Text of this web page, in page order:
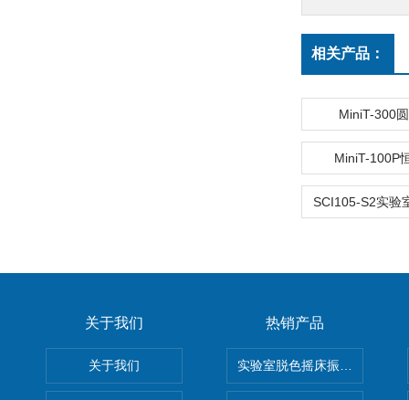
相关产品：
MiniT-300
MiniT-100P
关于我们
关于我们
热销产品
实验室脱色摇床振荡器